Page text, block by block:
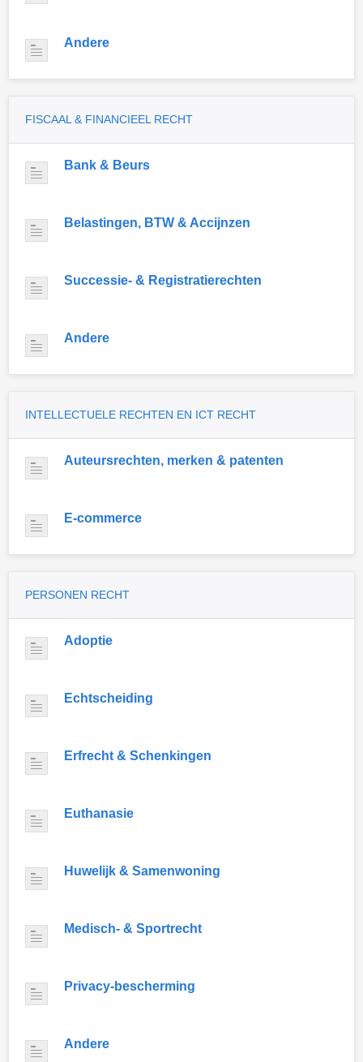
Andere
FISCAAL & FINANCIEEL RECHT
Bank & Beurs
Belastingen, BTW & Accijnzen
Successie- & Registratierechten
Andere
INTELLECTUELE RECHTEN EN ICT RECHT
Auteursrechten, merken & patenten
E-commerce
PERSONEN RECHT
Adoptie
Echtscheiding
Erfrecht & Schenkingen
Euthanasie
Huwelijk & Samenwoning
Medisch- & Sportrecht
Privacy-bescherming
Andere